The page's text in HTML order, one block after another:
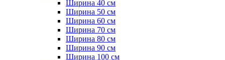
Ширина 40 см
Ширина 50 см
Ширина 60 см
Ширина 70 см
Ширина 80 см
Ширина 90 см
Ширина 100 см